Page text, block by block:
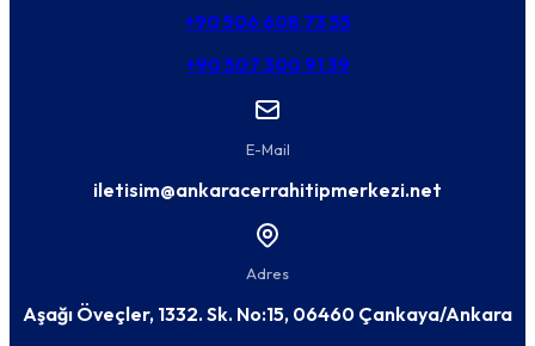
+90 506 608 73 55
+90 507 300 91 39
E-Mail
iletisim@ankaracerrahitipmerkezi.net
Adres
Aşağı Öveçler, 1332. Sk. No:15, 06460 Çankaya/Ankara